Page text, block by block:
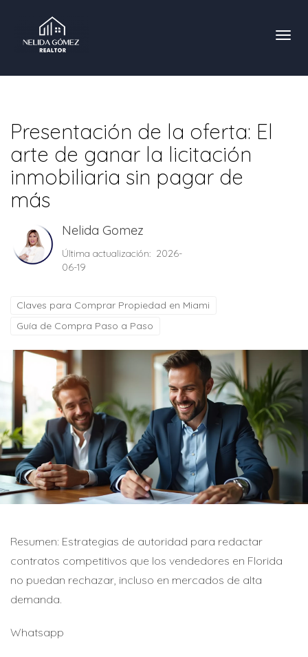
Presentación de la oferta: El
arte de ganar la licitación
inmobiliaria sin pagar de
más
Nelida Gomez
Última actualización: 2026-
06-19
Claves para Comprar Propiedad en Miami
Guía de Compra Paso a Paso
Resumen: Estrategias de autoridad para redactar
contratos competitivos que los vendedores en Florida
no puedan rechazar, incluso en mercados de alta
demanda.
Whatsapp